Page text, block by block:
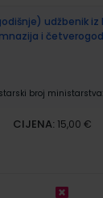
udžbenik
i
broj ministarstva:
CIJENA: 15,00 €